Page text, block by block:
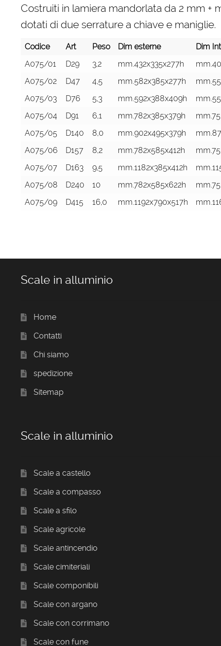
Costruiti in lamiera mandorlata da 2 mm +
dotati di due serrature a chiave e maniglie.
Codice Art Peso Dim esterne
Dim
Codice
Art Peso Dim esterne Dim
A075/01 D29 3,2 mm.432x335x277h
A075/02
D47 4,5 mm.582x385x277h
A075/03
D76 5,3 mm.592x388x409h
A075/04
D91 6,1 mm.782x385x379h
A075/05
D140 8,0 mm.902x495x379h
A075/06
D157 8,2 mm.782x585x412h
A075/07
D163 9,5 mm.1182x385x412h
A075/08
D240 10 mm.782x585x622h
A075/09
D415 16,0 mm.1192x790x517h
Scale in alluminio
Home
Contatti
Chi siamo
spedizione
Sitemap
Scale in alluminio
Scale a castello
Scale a compasso
Scale a sfilo
Scale agricole
Scale antincendio
Scale cimiteriali
Scale componibili
Scale con argano
Scale con corrimano
Scale con fune